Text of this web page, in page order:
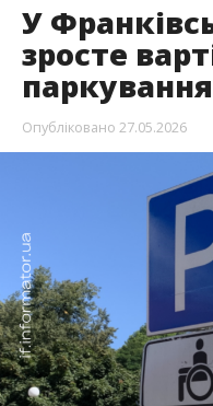
У
зросте
Опубліковано 27.05.2026